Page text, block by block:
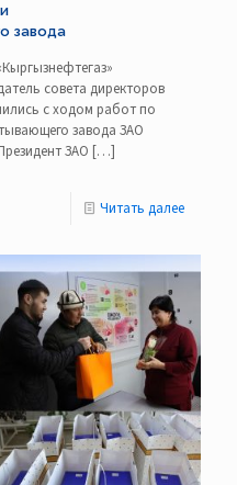
завода
совета директоров
с ходом работ по
завода ЗАО
ЗАО […]
Читать далее